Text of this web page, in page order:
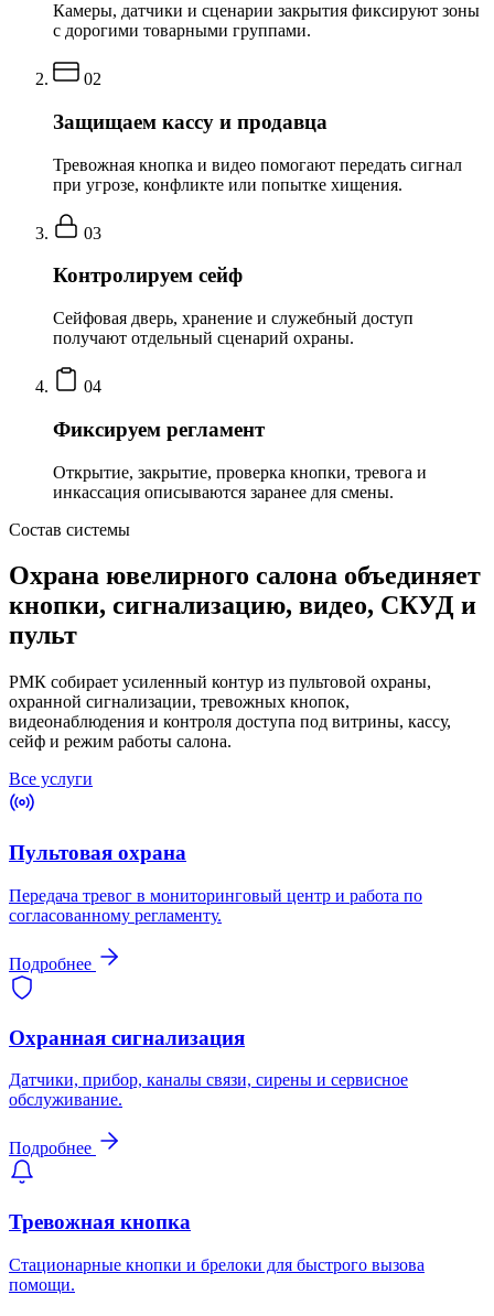
Камеры, датчики и сценарии закрытия фиксируют зоны
с дорогими товарными группами.
02
Защищаем кассу и продавца
Тревожная кнопка и видео помогают передать сигнал
при угрозе, конфликте или попытке хищения.
03
Контролируем сейф
Сейфовая дверь, хранение и служебный доступ
получают отдельный сценарий охраны.
04
Фиксируем регламент
Открытие, закрытие, проверка кнопки, тревога и
инкассация описываются заранее для смены.
Состав системы
Охрана ювелирного салона объединяет
кнопки, сигнализацию, видео, СКУД и
пульт
РМК собирает усиленный контур из пультовой охраны,
охранной сигнализации, тревожных кнопок,
видеонаблюдения и контроля доступа под витрины, кассу,
сейф и режим работы салона.
Все услуги
Пультовая охрана
Передача тревог в мониторинговый центр и работа по
согласованному регламенту.
Подробнее
Охранная сигнализация
Датчики, прибор, каналы связи, сирены и сервисное
обслуживание.
Подробнее
Тревожная кнопка
Стационарные кнопки и брелоки для быстрого вызова
помощи.